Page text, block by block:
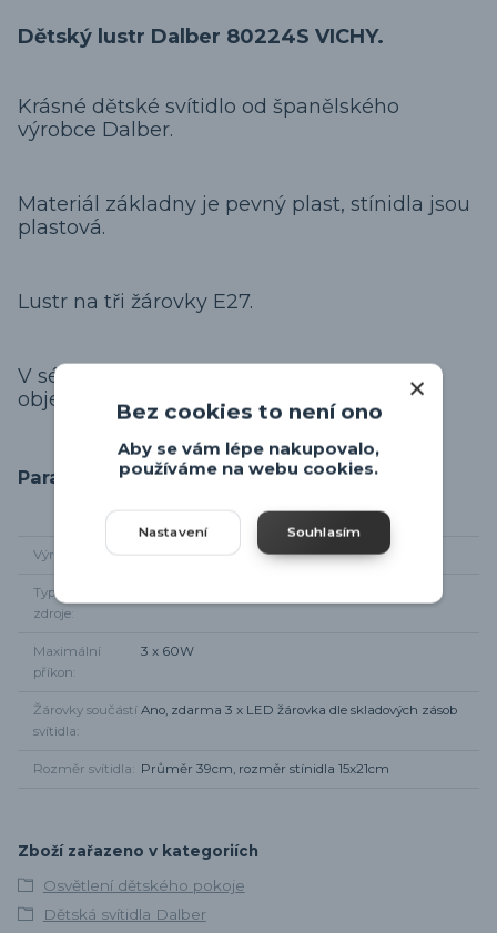
Dětský lustr Dalber 80224S VICHY.
Krásné dětské svítidlo od španělského
výrobce Dalber.
Materiál základny je pevný plast, stínidla jsou
plastová.
Lustr na tři žárovky E27.
V sérii svítidel
objednat i další svítidla.
Parametry
Výrobce
Typ světelného
zdroje
Maximální
příkon
3 x 60W
Žárovky součástí
svítidla
Ano, zdarma 3 x LED žárovka dle skladových zásob
Rozměr svítidla Průměr 39cm, rozměr stínidla 15x21cm
Zboží zařazeno v kategoriích
Osvětlení dětského pokoje
Dětská svítidla Dalber
Bez cookies to není ono
Aby se vám lépe nakupovalo,
používáme na webu cookies.
Nastavení Souhlasím